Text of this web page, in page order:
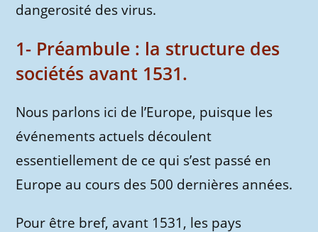
dangerosité des virus.
1- Préambule : la structure des
sociétés avant 1531.
Nous parlons ici de l’Europe, puisque les
événements actuels découlent
essentiellement de ce qui s’est passé en
Europe au cours des 500 dernières années.
Pour être bref, avant 1531, les pays